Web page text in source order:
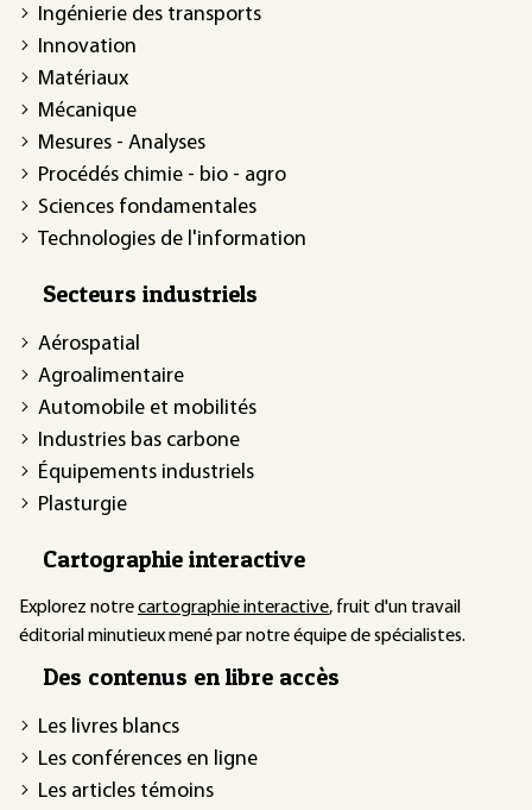
Ingénierie des transports
Innovation
Matériaux
Mécanique
Mesures - Analyses
Procédés chimie - bio - agro
Sciences fondamentales
Technologies de l'information
Secteurs industriels
Aérospatial
Agroalimentaire
Automobile et mobilités
Industries bas carbone
Équipements industriels
Plasturgie
Cartographie interactive
Explorez notrecartographie interactive, fruit d'un travail
éditorial minutieux mené par notre équipe de spécialistes.
Des contenus en libre accès
Les livres blancs
Les conférences en ligne
Les articles témoins